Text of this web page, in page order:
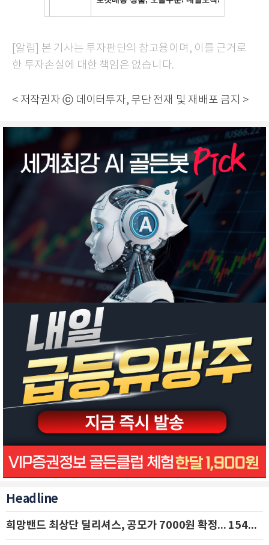
[알림] 본 기사는 투자판단의 참고용이며, 이를 근거로
한 투자손실에 대한 책임은 없습니다.
< 저작권자 ⓒ 데이터투자, 무단 전재 및 재배포 금지 >
Headline
희망밴드 최상단 딜리셔스, 공모가 7000원 확정... 154억 규모 IPO 돌입